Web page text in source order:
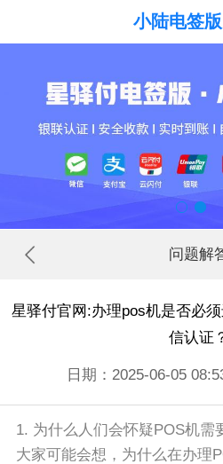
小陆电签版
问题解
星驿付官网:办理pos机是否必
信认证
日期：2025-06-05
1. 为什么人们会怀疑POS机需
大家可能会想，为什么在办理